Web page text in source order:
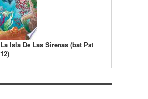
La Isla De Las Sirenas (bat Pat
12)